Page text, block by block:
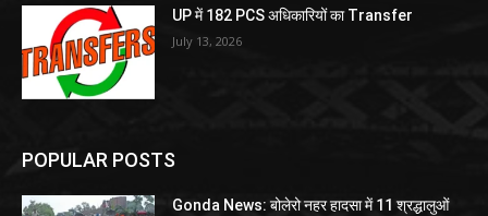
UP में 182 PCS अधिकारियों का Transfer
July 13, 2026
POPULAR POSTS
Gonda News: बोलेरो नहर हादसा में 11 श्रद्धालुओं